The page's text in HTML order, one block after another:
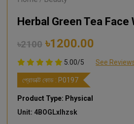
Herbal Green Tea Face
৳2100 ৳1200.00
5.00/5 See
প্রোডাক্ট কোড : P0197
Product Type: Physical
Unit: 4BOGLxlhzsk